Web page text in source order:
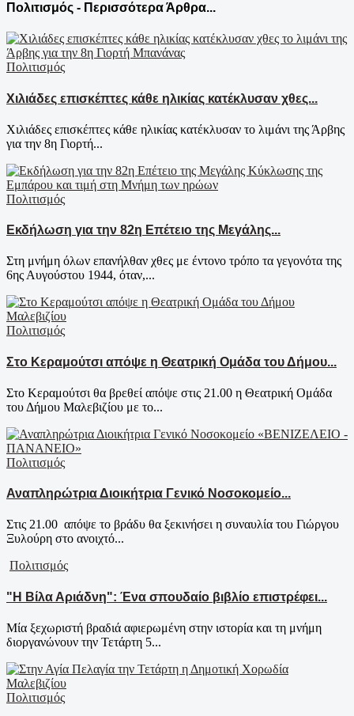
Πολιτισμός - Περισσότερα Άρθρα...
Πολιτισμός
Χιλιάδες επισκέπτες κάθε ηλικίας κατέκλυσαν χθες...
Χιλιάδες επισκέπτες κάθε ηλικίας κατέκλυσαν το λιμάνι της Άρβης
για την 8η Γιορτή...
Πολιτισμός
Εκδήλωση για την 82η Επέτειο της Μεγάλης...
Στη μνήμη όλων επανήλθαν χθες με έντονο τρόπο τα γεγονότα της
6ης Αυγούστου 1944, όταν,...
Πολιτισμός
Στο Κεραμούτσι απόψε η Θεατρική Ομάδα του Δήμου...
Στο Κεραμούτσι θα βρεθεί απόψε στις 21.00 η Θεατρική Ομάδα
του Δήμου Μαλεβιζίου με το...
Πολιτισμός
Αναπληρώτρια Διοικήτρια Γενικό Νοσοκομείο...
Στις 21.00 απόψε το βράδυ θα ξεκινήσει η συναυλία του Γιώργου
Ξυλούρη στο ανοιχτό...
Πολιτισμός
"Η Βίλα Αριάδνη": Ένα σπουδαίο βιβλίο επιστρέφει...
Μία ξεχωριστή βραδιά αφιερωμένη στην ιστορία και τη μνήμη
διοργανώνουν την Τετάρτη 5...
Πολιτισμός